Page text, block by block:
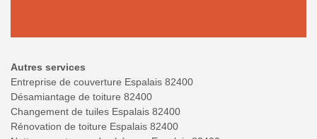
Autres services
Entreprise de couverture Espalais 82400
Désamiantage de toiture 82400
Changement de tuiles Espalais 82400
Rénovation de toiture Espalais 82400